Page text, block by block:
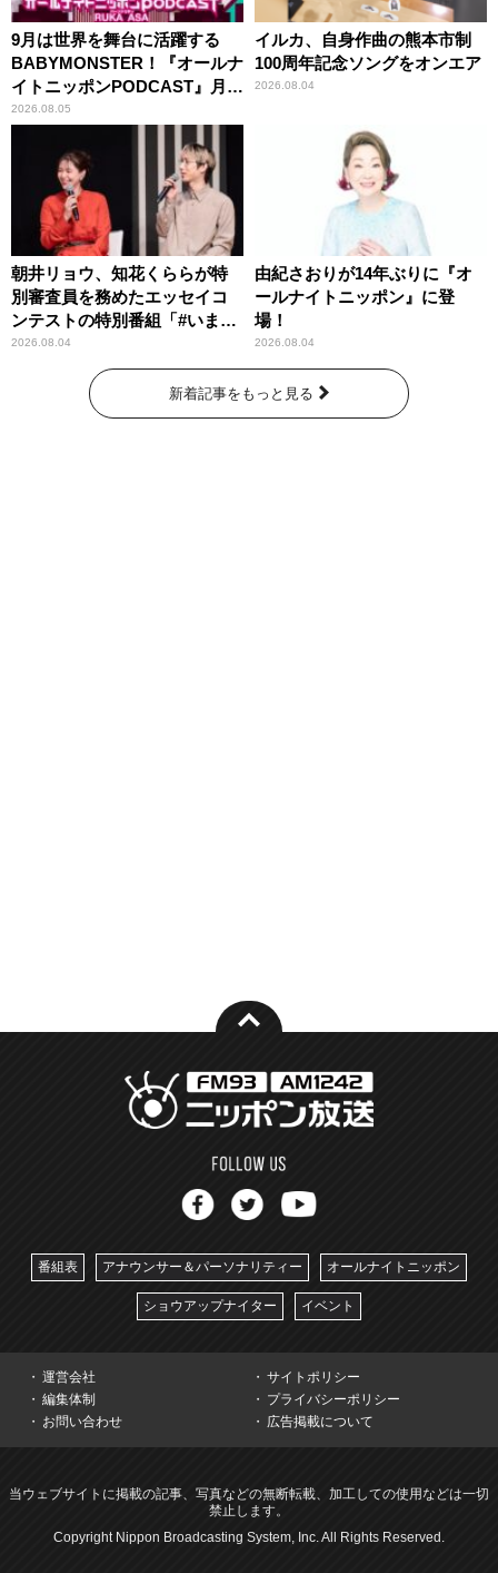
9月は世界を舞台に活躍する
BABYMONSTER！『オールナ
イトニッポンPODCAST』月替
わりパーソナリティ
2026.08.05
イルカ、自身作曲の熊本市制
100周年記念ソングをオンエア
2026.08.04
朝井リョウ、知花くららが特
別審査員を務めたエッセイコ
ンテストの特別番組「#いまあ
なたに伝えたいこと」
2026.08.04
由紀さおりが14年ぶりに『オ
ールナイトニッポン』に登
場！
2026.08.04
新着記事をもっと見る
番組表 アナウンサー＆パーソナリティー オールナイトニッポン
ショウアップナイター イベント
運営会社
サイトポリシー
編集体制
プライバシーポリシー
お問い合わせ
広告掲載について
当ウェブサイトに掲載の記事、写真などの無断転載、加工しての使用などは一切
禁止します。
Copyright Nippon Broadcasting System, Inc. All Rights Reserved.